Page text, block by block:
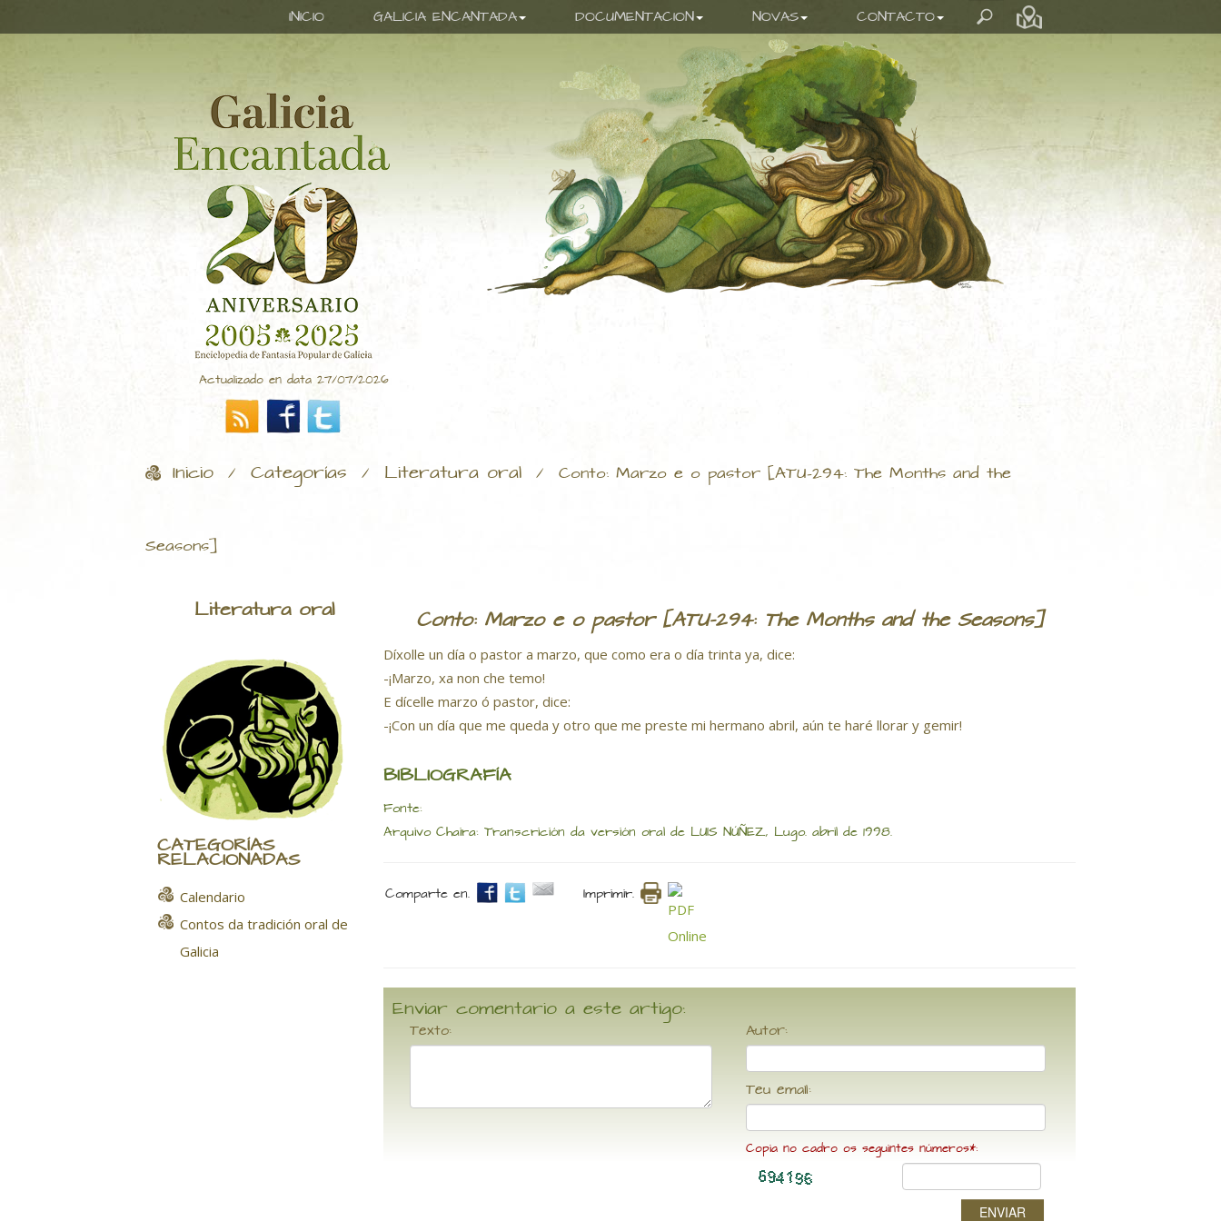
INICIO GALICIA ENCANTADA DOCUMENTACION NOVAS CONTACTO
Actualizado en data 27/07/2026
Inicio / Categorías / Literatura oral / Conto: Marzo e o pastor [ATU-294: The Months and the
Seasons]
Literatura oral
CATEGORÍAS
RELACIONADAS
Calendario
Contos da tradición oral de
Galicia
Conto: Marzo e o pastor [ATU-294: The Months and the Seasons]
Díxolle un día o pastor a marzo, que como era o día trinta ya, dice:
-¡Marzo, xa non che temo!
E dícelle marzo ó pastor, dice:
-¡Con un día que me queda y otro que me preste mi hermano abril, aún te haré llorar y gemir!
BIBLIOGRAFÍA
Fonte:
Arquivo Chaira: Transcrición da versión oral de LUIS NÚÑEZ, Lugo. abril de 1998.
Comparte en. Imprimir.
Enviar comentario a este artigo:
Texto: Autor:
Teu email:
Copia no cadro os seguintes números*:
ENVIAR